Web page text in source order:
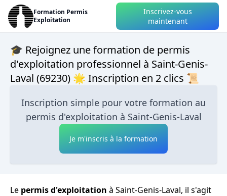
Formation Permis
Exploitation
Inscrivez-vous
maintenant
🎓 Rejoignez une formation de permis
d'exploitation professionnel à Saint-Genis-
Laval (69230) 🌟 Inscription en 2 clics 📜
Inscription simple pour votre formation au
permis d'exploitation à Saint-Genis-Laval
Je m'inscris à la formation
Le permis d'exploitation à Saint-Genis-Laval, il s'agit